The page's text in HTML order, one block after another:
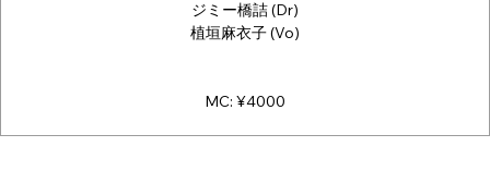
ジミー橋詰 (Dr)
植垣麻衣子 (Vo)
MC: ¥4000